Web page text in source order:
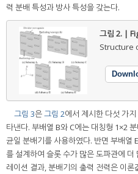
력 분배 특성과 방사 특성을 갖는다.
그림 2. |
Structure
그림 3은그림 2에서 제시한 다섯 가
타낸다. 부배열 B와 C에는 대칭형 1×2
균일 분배기를 사용하였다. 반면 부배열
를 설계하여 슬롯 수가 많은 도파관에
레이션 결과, 분배기의 출력 전력은 이